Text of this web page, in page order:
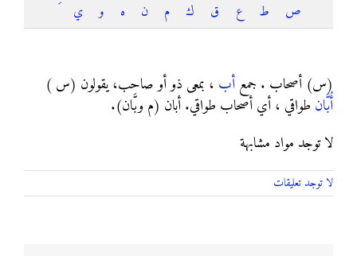
ص
ط ع ق ك م ن ه و ي
(س) أصحاب . جمعأب ، بمعى ذو أو صاحب، يقولون (س )
أُبَّان طواقي ، أي أصحاب طواقي. أبان (م وبَّان).
لا توجد مواد مشابهة
لا توجد تعليقات